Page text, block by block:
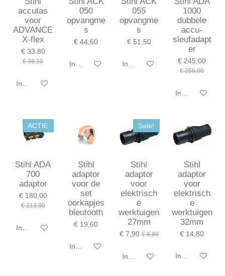
accutas
voor
ADVANCE
X-flex
€ 33,80
€ 36,10
In winkelwagen
050
opvangme
s
€ 44,60
In winkelwagen
055
opvangme
s
€ 51,50
In winkelwagen
1000
dubbele
accu-
sleufadapt
er
€ 245,00
€ 256,00
In winkelwagen
ACTIE
Stihl ADA
700
adaptor
€ 180,00
€ 213,00
In winkelwagen
Stihl
adaptor
voor de
set
oorkapjes
bleutooth
€ 19,60
In winkelwagen
Sale!
Stihl
adaptor
voor
elektrisch
e
werktuigen
27mm
€ 7,90 € 8,80
In winkelwagen
Stihl
adaptor
voor
elektrisch
e
werktuigen
32mm
€ 14,80
In winkelwagen